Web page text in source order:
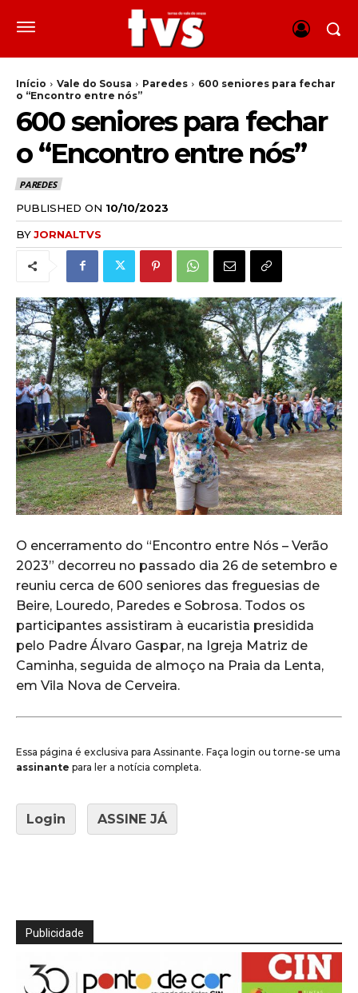
Início Vale do Sousa Paredes
600 seniores para fechar
o “Encontro entre nós”
600 seniores para fechar
o “Encontro entre nós”
PAREDES
PUBLISHED ON 10/10/2023
BYJORNALTVS
O encerramento do “Encontro entre Nós – Verão
2023” decorreu no passado dia 26 de setembro e
reuniu cerca de 600 seniores das freguesias de
Beire, Louredo, Paredes e Sobrosa. Todos os
participantes assistiram à eucaristia presidida
pelo Padre Álvaro Gaspar, na Igreja Matriz de
Caminha, seguida de almoço na Praia da Lenta,
em Vila Nova de Cerveira.
Essa página é exclusiva para Assinante. Faça login ou torne-se uma
assinante para ler a notícia completa.
Login ASSINE JÁ
Publicidade